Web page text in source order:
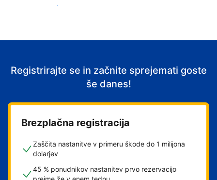
Začni sprejemati goste
Registrirajte se in začnite sprejemati goste
še danes!
Brezplačna registracija
Zaščita nastanitve v primeru škode do 1 milijona
dolarjev
45 % ponudnikov nastanitev prvo rezervacijo